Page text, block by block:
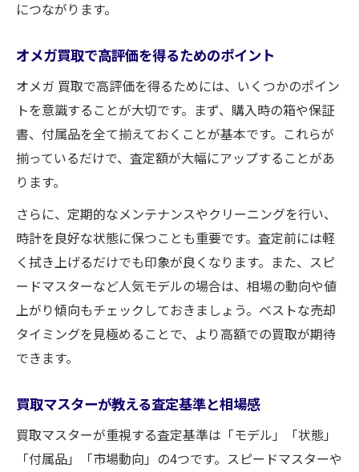
につながります。
オメガ買取で高評価を得るためのポイント
オメガ 買取で高評価を得るためには、いくつかのポイン
トを意識することが大切です。まず、購入時の箱や保証
書、付属品を全て揃えておくことが基本です。これらが
揃っているだけで、査定額が大幅にアップすることがあ
ります。
さらに、定期的なメンテナンスやクリーニングを行い、
時計を良好な状態に保つことも重要です。査定前には軽
く拭き上げるだけでも印象が良くなります。また、スピ
ードマスターなど人気モデルの場合は、相場の動向や値
上がり傾向もチェックしておきましょう。ベストな売却
タイミングを見極めることで、より高額での買取が期待
できます。
買取マスターが教える査定基準と相場感
買取マスターが重視する査定基準は「モデル」「状態」
「付属品」「市場動向」の4つです。スピードマスターや